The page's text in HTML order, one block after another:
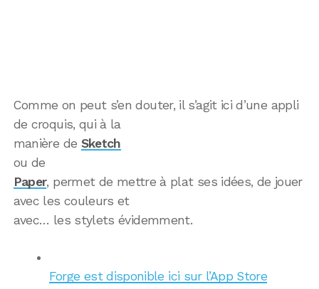
Comme on peut s’en douter, il s’agit ici d’une appli
de croquis, qui à la
manière de Sketch
ou de
Paper, permet de mettre à plat ses idées, de jouer
avec les couleurs et
avec… les stylets évidemment.
Forge est disponible ici sur l’App Store